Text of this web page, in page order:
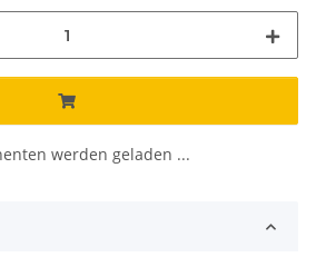
werden geladen ...